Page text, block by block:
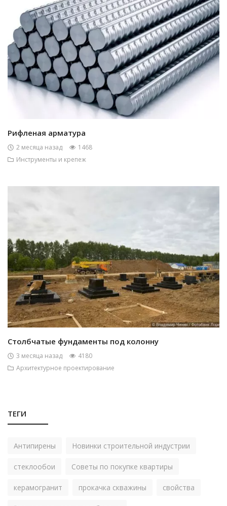
Рифленая арматура
2 месяца назад
1468
Инструменты и крепеж
Столбчатые фундаменты под колонну
3 месяца назад
4180
Архитектурное проектирование
ТЕГИ
Антипирены Новинки строительной индустрии
стеклообои Советы по покупке квартиры
керамогранит прокачка скважины свойства